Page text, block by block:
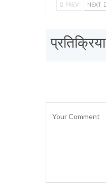
PREV NEXT
प्रतिक्रिया